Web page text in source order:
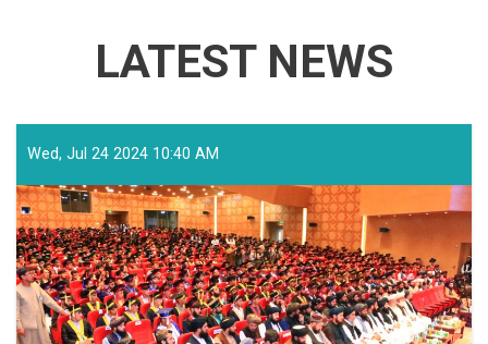
LATEST NEWS
Wed, Jul 24 2024 10:40 AM